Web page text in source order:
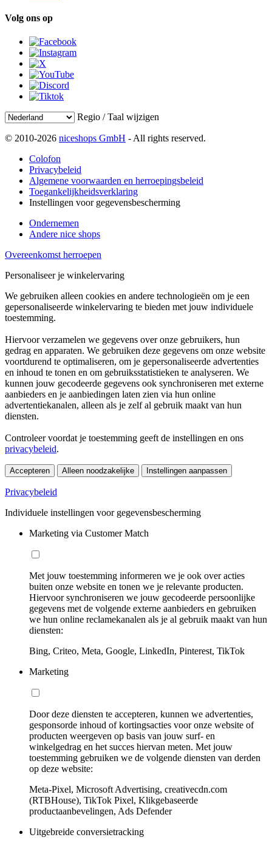
Volg ons op
Regio / Taal wijzigen
© 2010-2026 niceshops GmbH - All rights reserved.
Colofon
Privacybeleid
Algemene voorwaarden en herroepingsbeleid
Toegankelijkheidsverklaring
Instellingen voor gegevensbescherming
Ondernemen
Andere nice shops
Overeenkomst herroepen
Personaliseer je winkelervaring
We gebruiken alleen cookies en andere technologieën om je een
gepersonaliseerde winkelervaring te bieden met jouw individuele
toestemming.
Hiervoor verzamelen we gegevens over onze gebruikers, hun
gedrag en apparaten. We gebruiken deze gegevens om onze website
voortdurend te optimaliseren, om je gepersonaliseerde advertenties
en inhoud te tonen en om gebruiksstatistieken te analyseren. We
kunnen jouw gecodeerde gegevens ook synchroniseren met externe
aanbieders en je aanbiedingen laten zien via hun online
advertentiekanalen, alleen als je zelf al gebruik maakt van hun
diensten.
Controleer voordat je toestemming geeft de instellingen en ons
privacybeleid.
Accepteren Alleen noodzakelijke Instellingen aanpassen
Privacybeleid
Individuele instellingen voor gegevensbescherming
Marketing via Customer Match
Met jouw toestemming informeren we je ook over acties
buiten onze website en tonen we je relevante producten.
Hiervoor synchroniseren we jouw gecodeerde persoonlijke
gegevens met de volgende externe aanbieders en gebruiken
we hun online reclamekanalen als je al gebruik maakt van hun
diensten:
Bing, Criteo, Meta, Google, LinkedIn, Pinterest, TikTok
Marketing
Door deze diensten te accepteren, kunnen we advertenties,
gesponsorde inhoud of kortingsacties voor onze website of
producten weergeven op basis van jouw surf- en
winkelgedrag en het succes hiervan meten. Met jouw
toestemming gebruiken we de volgende diensten van derden
op deze website:
Meta-Pixel, Microsoft Advertising, creativecdn.com
(RTBHouse), TikTok Pixel, Klikgebaseerde
productaanbevelingen, Ads Defender
Uitgebreide conversietracking